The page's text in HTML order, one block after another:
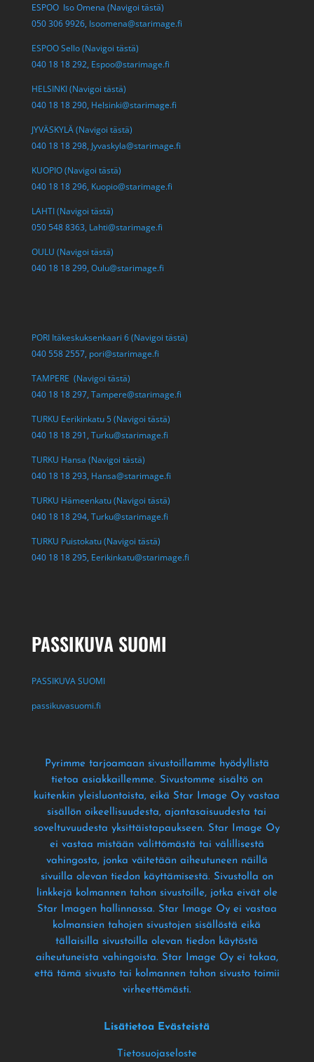
ESPOO Iso Omena (Navigoi tästä)
050 306 9926, Isoomena@starimage.fi
ESPOO Sello (Navigoi tästä)
040 18 18 292, Espoo@starimage.fi
HELSINKI (Navigoi tästä)
040 18 18 290, Helsinki@starimage.fi
JYVÄSKYLÄ (Navigoi tästä)
040 18 18 298, Jyvaskyla@starimage.fi
KUOPIO (Navigoi tästä)
040 18 18 296, Kuopio@starimage.fi
LAHTI (Navigoi tästä)
050 548 8363, Lahti@starimage.fi
OULU (Navigoi tästä)
040 18 18 299, Oulu@starimage.fi
PORI Itäkeskuksenkaari 6 (Navigoi tästä)
040 558 2557, pori@starimage.fi
TAMPERE (Navigoi tästä)
040 18 18 297, Tampere@starimage.fi
TURKU Eerikinkatu 5 (Navigoi tästä)
040 18 18 291, Turku@starimage.fi
TURKU Hansa (Navigoi tästä)
040 18 18 293, Hansa@starimage.fi
TURKU Hämeenkatu (Navigoi tästä)
040 18 18 294, Turku@starimage.fi
TURKU Puistokatu (Navigoi tästä)
040 18 18 295, Eerikinkatu@starimage.fi
PASSIKUVA SUOMI
PASSIKUVA SUOMI
passikuvasuomi.fi
Pyrimme tarjoamaan sivustoillamme hyödyllistä
tietoa asiakkaillemme. Sivustomme sisältö on
kuitenkin yleisluontoista, eikä Star Image Oy vastaa
sisällön oikeellisuudesta, ajantasaisuudesta tai
soveltuvuudesta yksittäistapaukseen. Star Image Oy
ei vastaa mistään välittömästä tai välillisestä
vahingosta, jonka väitetään aiheutuneen näillä
sivuilla olevan tiedon käyttämisestä. Sivustolla on
linkkejä kolmannen tahon sivustoille, jotka eivät ole
Star Imagen hallinnassa. Star Image Oy ei vastaa
kolmansien tahojen sivustojen sisällöstä eikä
tällaisilla sivustoilla olevan tiedon käytöstä
aiheutuneista vahingoista. Star Image Oy ei takaa,
että tämä sivusto tai kolmannen tahon sivusto toimii
virheettömästi.
Lisätietoa Evästeistä
Tietosuojaseloste